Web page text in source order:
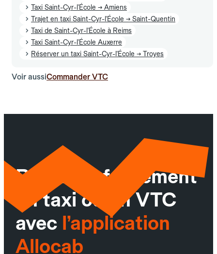
Taxi Saint-Cyr-l'École → Amiens
Trajet en taxi Saint-Cyr-l'École → Saint-Quentin
Taxi de Saint-Cyr-l'École à Reims
Taxi Saint-Cyr-l'École Auxerre
Réserver un taxi Saint-Cyr-l'École → Troyes
Voir aussiCommander VTC
Réservez facilement
un taxi ou un VTC
avec l’application
Allocab